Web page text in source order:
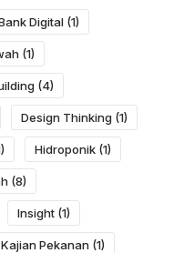
Digital (1)
(1)
(4)
Design Thinking (1)
Hidroponik (1)
(8)
Insight (1)
Kajian Pekanan (1)